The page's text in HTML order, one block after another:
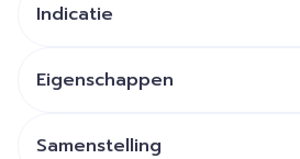
Indicatie
Eigenschappen
Samenstelling